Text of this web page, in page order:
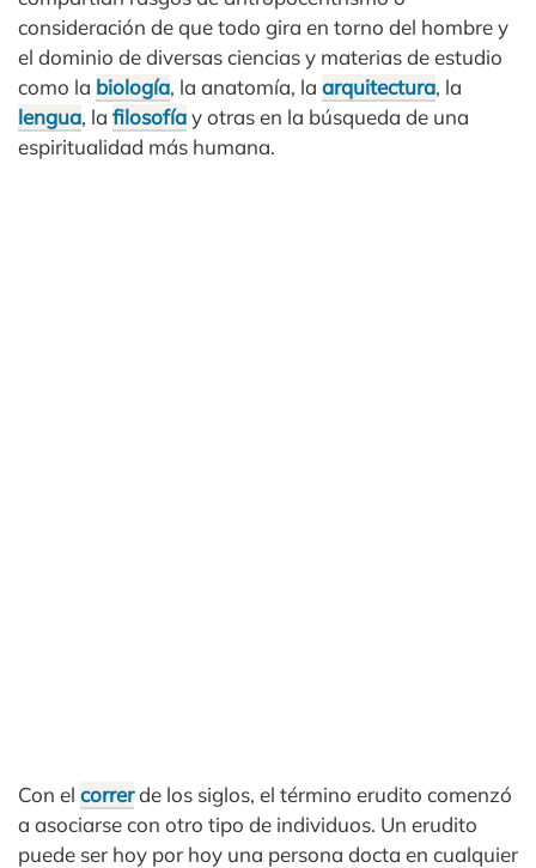
consideración de que todo gira en torno del hombre y
el dominio de diversas ciencias y materias de estudio
como la biología, la anatomía, la arquitectura, la
lengua, la filosofíay otras en la búsqueda de una
espiritualidad más humana.
Con el correrde los siglos, el término erudito comenzó
a asociarse con otro tipo de individuos. Un erudito
puede ser hoy por hoy una persona docta en cualquier